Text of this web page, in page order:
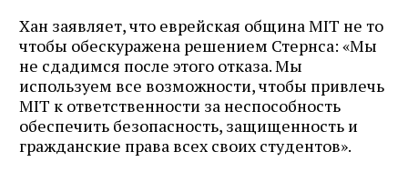
Хан заявляет, что еврейская община MIT не то
чтобы обескуражена решением Стернса: «Мы
не сдадимся после этого отказа. Мы
используем все возможности, чтобы привлечь
MIT к ответственности за неспособность
обеспечить безопасность, защищенность и
гражданские права всех своих студентов».